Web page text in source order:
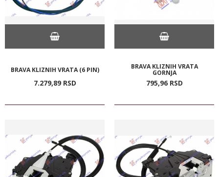
BRAVA KLIZNIH VRATA (6 PIN)
7.279,89 RSD
BRAVA KLIZNIH VRATA
GORNJA
795,96 RSD